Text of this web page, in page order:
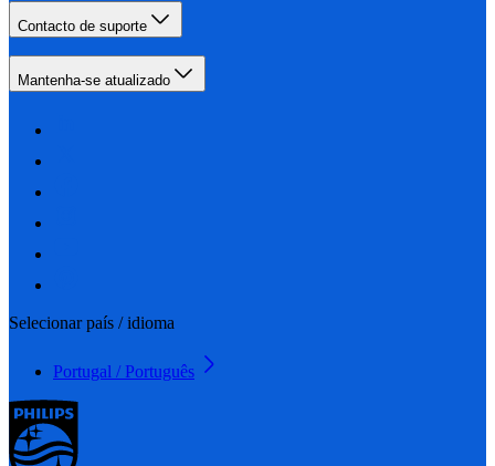
Contacto de suporte
Mantenha-se atualizado
Selecionar país / idioma
Portugal / Português